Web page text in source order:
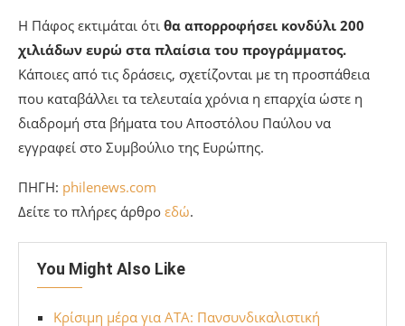
Η Πάφος εκτιμάται ότι θα απορροφήσει κονδύλι 200
χιλιάδων ευρώ στα πλαίσια του προγράμματος.
Κάποιες από τις δράσεις, σχετίζονται με τη προσπάθεια
που καταβάλλει τα τελευταία χρόνια η επαρχία ώστε η
διαδρομή στα βήματα του Αποστόλου Παύλου να
εγγραφεί στο Συμβούλιο της Ευρώπης.
ΠΗΓΗ: philenews.com
Δείτε το πλήρες άρθρο εδώ.
You Might Also Like
Κρίσιμη μέρα για ΑΤΑ: Πανσυνδικαλιστική